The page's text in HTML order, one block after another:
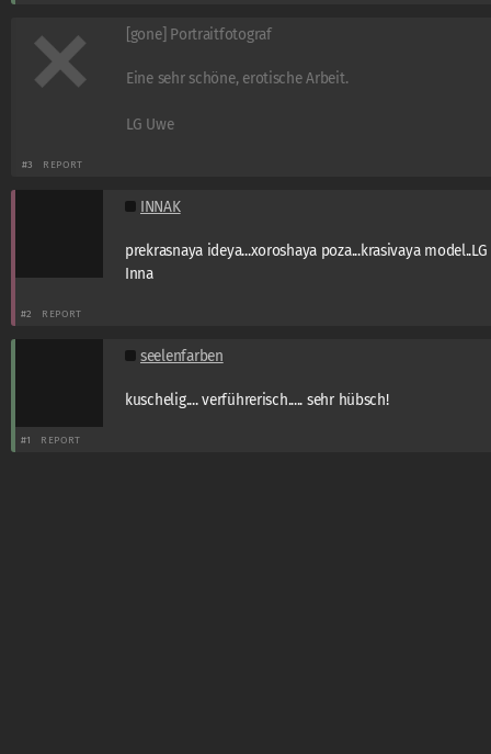
[gone] Portraitfotograf
Eine sehr schöne, erotische Arbeit.
LG Uwe
#3 REPORT
INNAK
prekrasnaya ideya...xoroshaya poza...krasivaya model..LG
Inna
#2 REPORT
seelenfarben
kuschelig.... verführerisch..... sehr hübsch!
#1 REPORT